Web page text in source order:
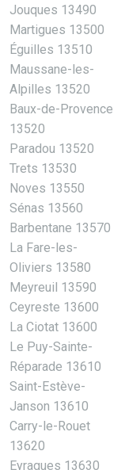
Jouques 13490
Martigues 13500
Éguilles 13510
Maussane-les-
Alpilles 13520
Baux-de-Provence
13520
Paradou 13520
Trets 13530
Noves 13550
Sénas 13560
Barbentane 13570
La Fare-les-
Oliviers 13580
Meyreuil 13590
Ceyreste 13600
La Ciotat 13600
Le Puy-Sainte-
Réparade 13610
Saint-Estève-
Janson 13610
Carry-le-Rouet
13620
Eyragues 13630